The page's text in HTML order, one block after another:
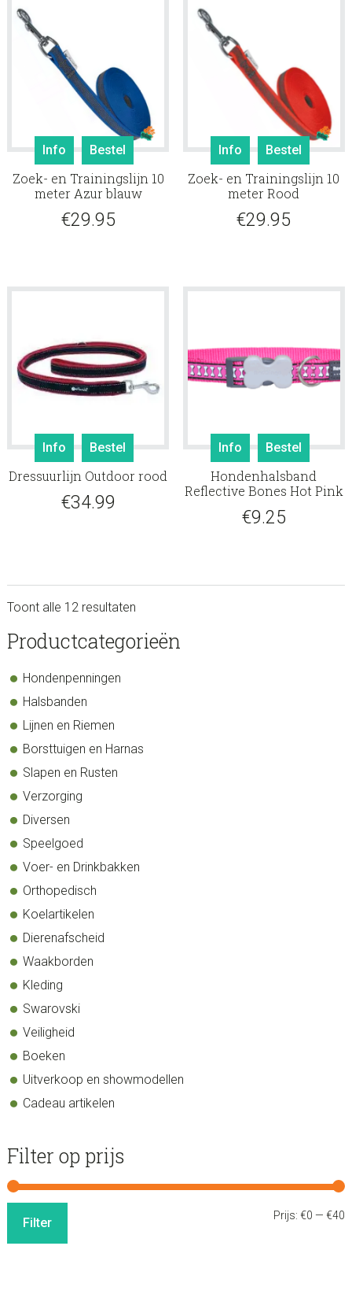
Info Bestel
Zoek- en Trainingslijn 10
meter Azur blauw
€29.95
Info Bestel
Zoek- en Trainingslijn 10
meter Rood
€29.95
Info Bestel
Dit
heeft
meerdere
op
de
Dressuurlijn Outdoor rood
€34.99
Info Bestel
Hondenhalsband
Reflective Bones Hot Pink
€9.25
Toont alle 12 resultaten
sidebar
Store
Productcategorieën
Hondenpenningen
Halsbanden
Lijnen en Riemen
Borsttuigen en Harnas
Slapen en Rusten
Verzorging
Diversen
Speelgoed
Voer- en Drinkbakken
Orthopedisch
Koelartikelen
Dierenafscheid
Waakborden
Kleding
Swarovski
Veiligheid
Boeken
Uitverkoop en showmodellen
Cadeau artikelen
Filter op prijs
Filter Prijs:€0 —€40